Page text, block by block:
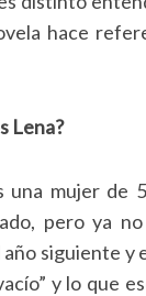
hace
Lena?
una mujer de
pero ya
siguiente y
y lo que